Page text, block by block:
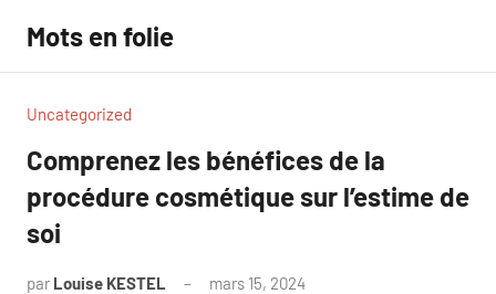
contenu
Mots en folie
Uncategorized
Comprenez les bénéfices de la
procédure cosmétique sur l’estime de
soi
par Louise KESTEL mars 15, 2024